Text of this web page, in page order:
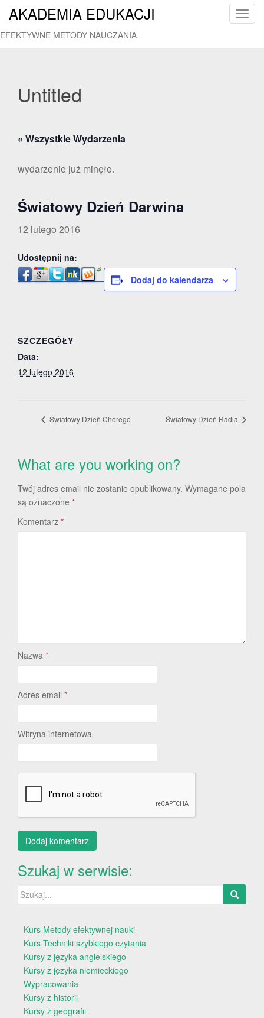
T
AKADEMIA EDUKACJI
EFEKTYWNE METODY NAUCZANIA
Untitled
« Wszystkie Wydarzenia
wydarzenie już minęło.
Światowy Dzień Darwina
12 lutego 2016
Udostępnij na:
Dodaj do kalendarza
SZCZEGÓŁY
Data:
12 lutego 2016
Światowy Dzień Chorego Światowy Dzień Radia
What are you working on?
Twój adres email nie zostanie opublikowany. Wymagane pola
są oznaczone *
Komentarz *
Nazwa *
Adres email *
Witryna internetowa
Szukaj w serwisie:
Szukaj:
Kurs Metody efektywnej nauki
Kurs Techniki szybkiego czytania
Kursy z języka angielskiego
Kursy z języka niemieckiego
Wypracowania
Kursy z historii
Kursy z geografii